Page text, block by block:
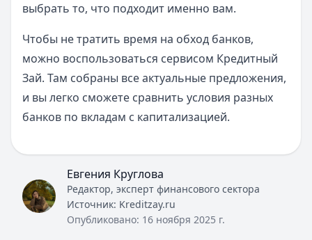
выбрать то, что подходит именно вам.
Чтобы не тратить время на обход банков,
можно воспользоваться сервисом Кредитный
Зай. Там собраны все актуальные предложения,
и вы легко сможете сравнить условия разных
банков по вкладам с капитализацией.
Евгения Круглова
Редактор, эксперт финансового сектора
Источник: Kreditzay.ru
Опубликовано: 16 ноября 2025 г.